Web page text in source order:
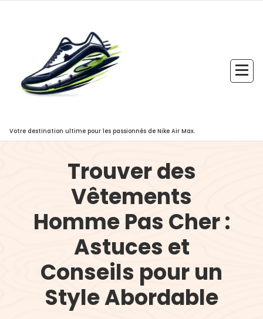
Votre destination ultime pour les passionnés de Nike Air Max.
Trouver des
Vêtements
Homme Pas Cher :
Astuces et
Conseils pour un
Style Abordable